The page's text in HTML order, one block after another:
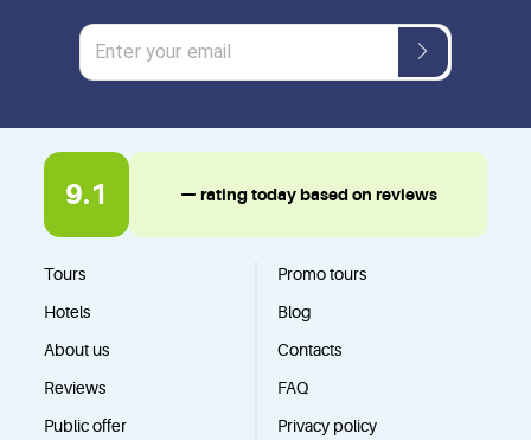
9.1 — rating today based on reviews
Tours
Promo tours
Hotels
Blog
About us
Contacts
Reviews
FAQ
Public offer
Privacy policy